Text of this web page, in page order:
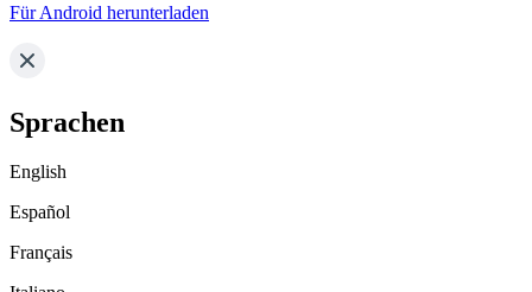
Für Android herunterladen
Sprachen
English
Español
Français